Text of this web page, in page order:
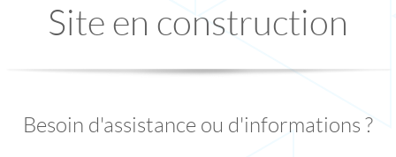
Site en construction
Besoin d'assistance ou d'informations ?